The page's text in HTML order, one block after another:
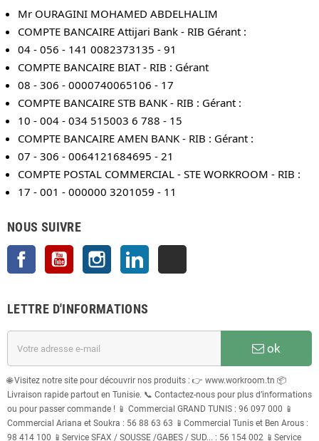
Mr OURAGINI MOHAMED ABDELHALIM
COMPTE BANCAIRE Attijari Bank - RIB Gérant :
04 - 056 - 141 0082373135 - 91
COMPTE BANCAIRE BIAT - RIB : Gérant
08 - 306 - 0000740065106 - 17
COMPTE BANCAIRE STB BANK - RIB : Gérant :
10 - 004 - 034 515003 6 788 - 15
COMPTE BANCAIRE AMEN BANK - RIB : Gérant :
07 - 306 - 0064121684695 - 21
COMPTE POSTAL COMMERCIAL - STE WORKROOM - RIB :
17 - 001 - 000000 3201059 - 11
NOUS SUIVRE
Facebook YouTube Instagram
LETTRE D'INFORMATIONS
ok
🌐 Visitez notre site pour découvrir nos produits : 👉 www.workroom.tn 📦
Livraison rapide partout en Tunisie. 📞 Contactez-nous pour plus d’informations
ou pour passer commande ! 📱 Commercial GRAND TUNIS : 96 097 000 📱
Commercial Ariana et Soukra : 56 88 63 63 📱Commercial Tunis et Ben Arous :
98 414 100 📱Service SFAX / SOUSSE /GABES / SUD... : 56 154 002 📱Service